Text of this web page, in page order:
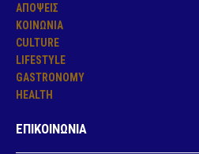
ΑΠΟΨΕΙΣ
ΚΟΙΝΩΝΙΑ
CULTURE
LIFESTYLE
GASTRONOMY
HEALTH
ΕΠΙΚΟΙΝΩΝΙΑ